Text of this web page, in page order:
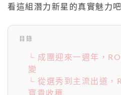
看這組潛力新星的真實魅力吧
目錄
└ 成團迎來一週年，
變
└ 從選秀到主流出道，